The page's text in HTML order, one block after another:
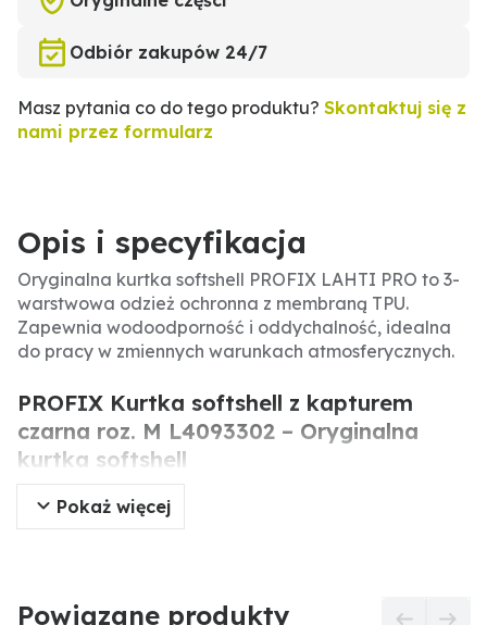
Odbiór zakupów 24/7
Masz pytania co do tego produktu? Skontaktuj się z
nami przez formularz
Opis i specyfikacja
Oryginalna kurtka softshell PROFIX LAHTI PRO to 3-
warstwowa odzież ochronna z membraną TPU.
Zapewnia wodoodporność i oddychalność, idealna
do pracy w zmiennych warunkach atmosferycznych.
PROFIX Kurtka softshell z kapturem
czarna roz. M L4093302 – Oryginalna
kurtka softshell
Oryginalna kurtka softshell PROFIX LAHTI PRO to
profesjonalna odzież ochronna przeznaczona do
wodoodporność (8000mm) i oddychalność
Pokaż więcej
Powiązane produkty